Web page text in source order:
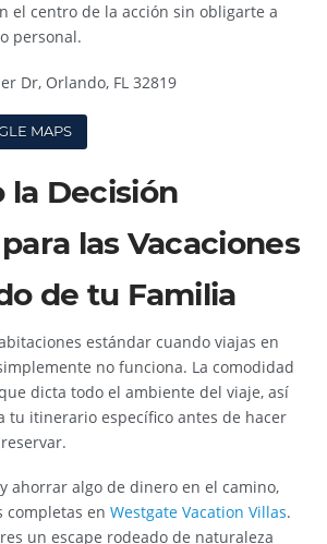
el centro de la acción sin obligarte a
personal.
Dr, Orlando, FL 32819
MAPS
la Decisión
las Vacaciones
de tu Familia
estándar cuando viajas en
no funciona. La comodidad
dicta todo el ambiente del viaje, así
tu itinerario específico antes de hacer
ahorrar algo de dinero en el camino,
completas enWestgate Vacation Villas.
un escape rodeado de naturaleza